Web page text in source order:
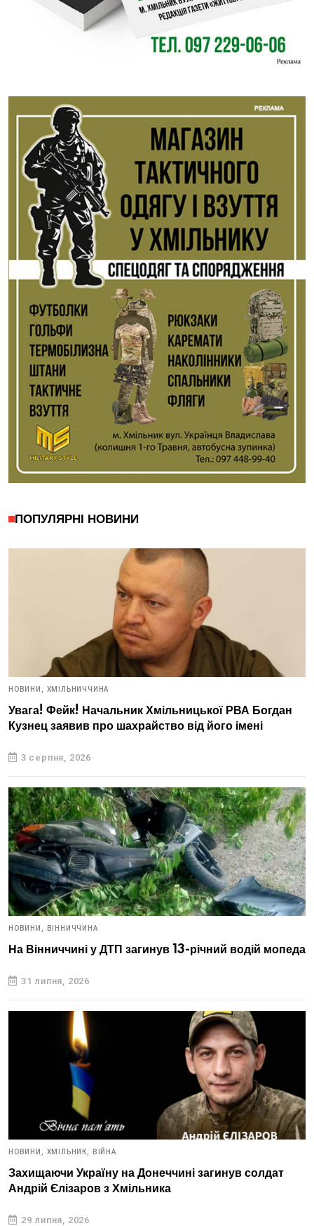
ПОПУЛЯРНІ НОВИНИ
НОВИНИ, ХМІЛЬНИЧЧИНА
Увага! Фейк! Начальник Хмільницької РВА Богдан
Кузнец заявив про шахрайство від його імені
3 серпня, 2026
НОВИНИ, ВІННИЧЧИНА
На Вінниччині у ДТП загинув 13-річний водій мопеда
31 липня, 2026
НОВИНИ, ХМІЛЬНИК, ВІЙНА
Захищаючи Україну на Донеччині загинув солдат
Андрій Єлізаров з Хмільника
29 липня, 2026